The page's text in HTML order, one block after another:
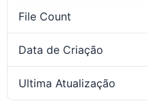
File Count
Data de Criação
Ultima Atualização